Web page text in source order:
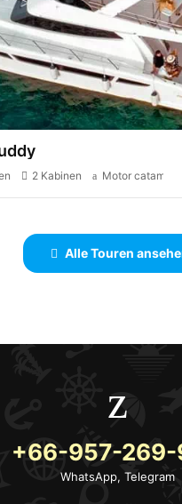
2 Kabinen Motor catamaran
Alle Touren
+66-957-
WhatsApp, Telegram